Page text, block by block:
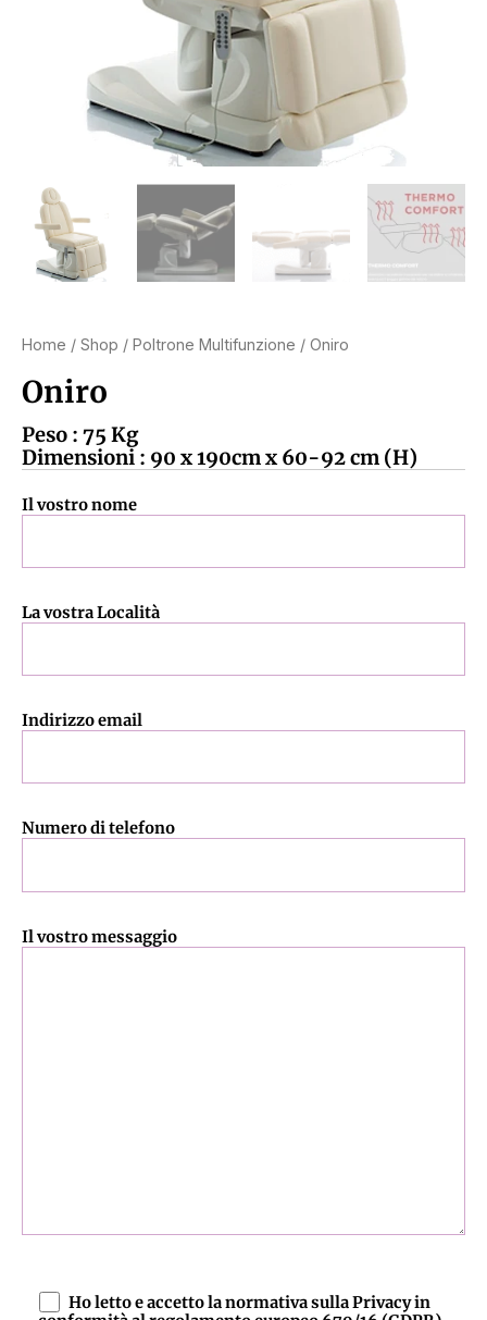
Home / Shop / Poltrone Multifunzione / Oniro
Oniro
Peso : 75 Kg
Dimensioni : 90 x 190cm x 60-92 cm (H)
Il vostro nome
La vostra Località
Indirizzo email
Numero di telefono
Il vostro messaggio
Ho letto e accetto la normativa sulla Privacy in